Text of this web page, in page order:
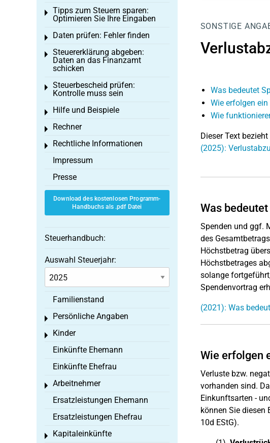
SONSTIGE
Was bedeutet
Wie erfolgen
Wie
Dieser Text
(2025):
Was
Spenden und ggf.
des
Höchstbetrag
Höchstbetrages
solange
Spendenvortrag
(2021): Was
Wie erfolgen
Verluste bzw.
vorhanden sind.
Einkunftsarten -
können Sie diesen
10d EStG).
Tipps zum Steuern sparen:
Optimieren Sie Ihre Eingaben
Toggle menu
Daten prüfen: Fehler finden
Toggle menu
Steuererklärung abgeben:
Daten an das Finanzamt
schicken
Toggle menu
Steuerbescheid prüfen:
Kontrolle muss sein
Toggle menu
Hilfe und Beispiele
Toggle menu
Rechner
Toggle menu
Rechtliche Informationen
Toggle menu
Impressum
Presse
Download des kostenlosen Programm-
Handbuchs als .pdf Datei
Steuerhandbuch:
Auswahl Steuerjahr:
Familienstand
Persönliche Angaben
Toggle menu
Kinder
Toggle menu
Einkünfte Ehemann
Einkünfte Ehefrau
Arbeitnehmer
Toggle menu
Ersatzleistungen Ehemann
Ersatzleistungen Ehefrau
Kapitaleinkünfte
Toggle menu